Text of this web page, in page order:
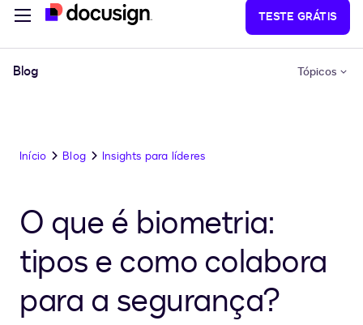
TESTE GRÁTIS
Blog Tópicos
Início Blog Insights para líderes
O que é biometria:
tipos e como colabora
para a segurança?